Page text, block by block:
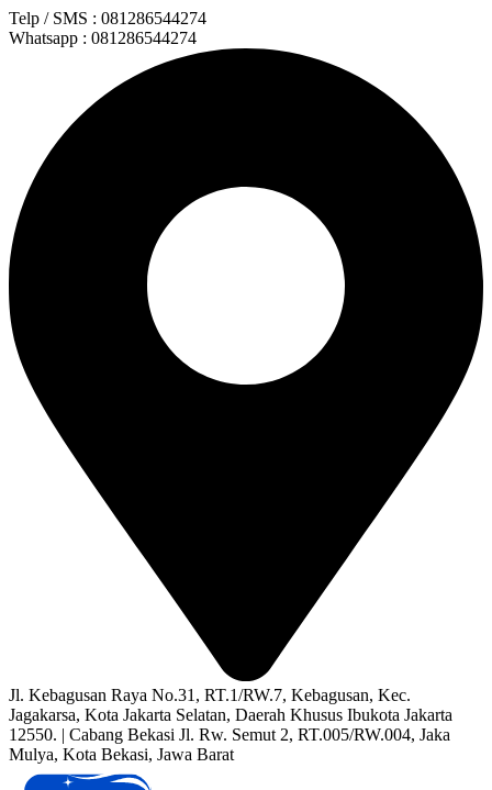
Lewati
ke
Telp / SMS : 081286544274
Whatsapp : 081286544274
Jl. Kebagusan Raya No.31, RT.1/RW.7, Kebagusan, Kec.
Jagakarsa, Kota Jakarta Selatan, Daerah Khusus Ibukota Jakarta
12550. | Cabang Bekasi Jl. Rw. Semut 2, RT.005/RW.004, Jaka
Mulya, Kota Bekasi, Jawa Barat